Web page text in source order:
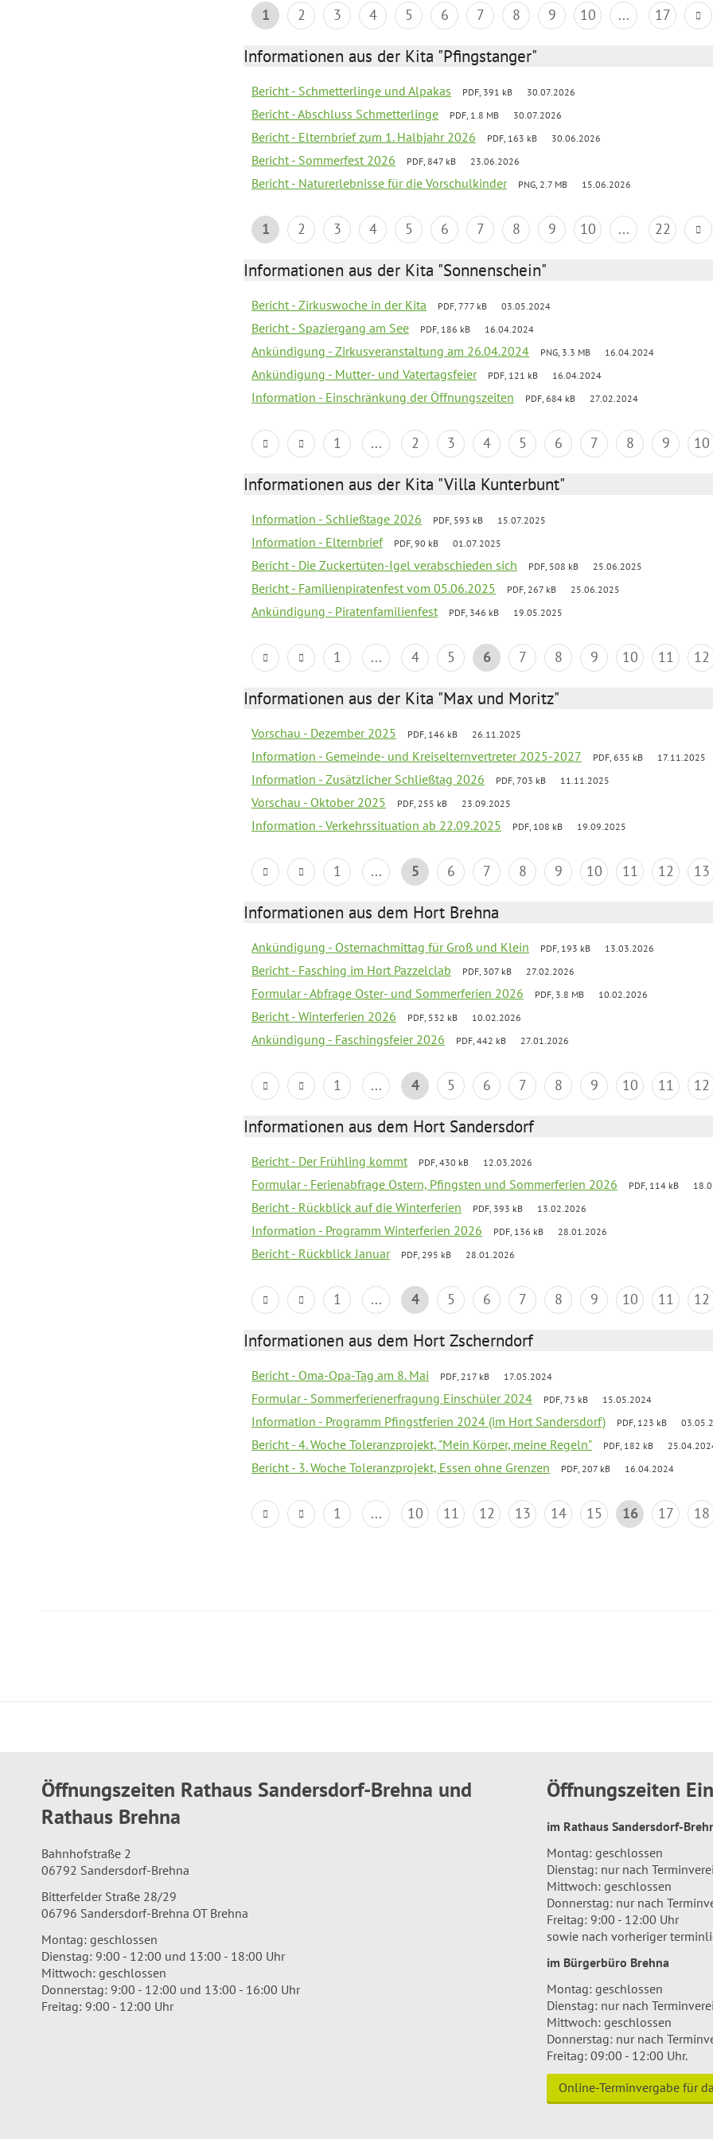
1 2 3 4 5 6 7 8 9 10 ... 17
Informationen aus der Kita "Pfingstanger"
Bericht - Schmetterlinge und Alpakas PDF, 391 kB 30.07.2026
Bericht - Abschluss Schmetterlinge PDF, 1.8 MB 30.07.2026
Bericht - Elternbrief zum 1. Halbjahr 2026 PDF, 163 kB 30.06.2026
Bericht - Sommerfest 2026 PDF, 847 kB 23.06.2026
Bericht - Naturerlebnisse für die Vorschulkinder PNG, 2.7 MB 15.06.2026
1 2 3 4 5 6 7 8 9 10 ... 22
Informationen aus der Kita "Sonnenschein"
Bericht - Zirkuswoche in der Kita PDF, 777 kB 03.05.2024
Bericht - Spaziergang am See PDF, 186 kB 16.04.2024
Ankündigung - Zirkusveranstaltung am 26.04.2024 PNG, 3.3 MB 16.04.2024
Ankündigung - Mutter- und Vatertagsfeier PDF, 121 kB 16.04.2024
Information - Einschränkung der Öffnungszeiten PDF, 684 kB 27.02.2024
1 ... 2 3 4 5 6 7 8 9 10
Informationen aus der Kita "Villa Kunterbunt"
Information - Schließtage 2026 PDF, 593 kB 15.07.2025
Information - Elternbrief PDF, 90 kB 01.07.2025
Bericht - Die Zuckertüten-Igel verabschieden sich PDF, 508 kB 25.06.2025
Bericht - Familienpiratenfest vom 05.06.2025 PDF, 267 kB 25.06.2025
Ankündigung - Piratenfamilienfest PDF, 346 kB 19.05.2025
1 ... 4 5 6 7 8 9 10 11 12
Informationen aus der Kita "Max und Moritz"
Vorschau - Dezember 2025 PDF, 146 kB 26.11.2025
Information - Gemeinde- und Kreiselternvertreter 2025-2027 PDF, 635 kB 17.11.2025
Information - Zusätzlicher Schließtag 2026 PDF, 703 kB 11.11.2025
Vorschau - Oktober 2025 PDF, 255 kB 23.09.2025
Information - Verkehrssituation ab 22.09.2025 PDF, 108 kB 19.09.2025
1 ... 5 6 7 8 9 10 11 12 13
Informationen aus dem Hort Brehna
Ankündigung - Osternachmittag für Groß und Klein PDF, 193 kB 13.03.2026
Bericht - Fasching im Hort Pazzelclab PDF, 307 kB 27.02.2026
Formular - Abfrage Oster- und Sommerferien 2026 PDF, 3.8 MB 10.02.2026
Bericht - Winterferien 2026 PDF, 532 kB 10.02.2026
Ankündigung - Faschingsfeier 2026 PDF, 442 kB 27.01.2026
1 ... 4 5 6 7 8 9 10 11 12
Informationen aus dem Hort Sandersdorf
Bericht - Der Frühling kommt PDF, 430 kB 12.03.2026
Formular - Ferienabfrage Ostern, Pfingsten und Sommerferien 2026 PDF, 114 kB
Bericht - Rückblick auf die Winterferien PDF, 393 kB 13.02.2026
Information - Programm Winterferien 2026 PDF, 136 kB 28.01.2026
Bericht - Rückblick Januar PDF, 295 kB 28.01.2026
1 ... 4 5 6 7 8 9 10 11 12
Informationen aus dem Hort Zscherndorf
Bericht - Oma-Opa-Tag am 8. Mai PDF, 217 kB 17.05.2024
Formular - Sommerferienerfragung Einschüler 2024 PDF, 73 kB 15.05.2024
Information - Programm Pfingstferien 2024 (im Hort Sandersdorf) PDF, 123 kB
Bericht - 4. Woche Toleranzprojekt, "Mein Körper, meine Regeln" PDF, 182 kB
Bericht - 3. Woche Toleranzprojekt, Essen ohne Grenzen PDF, 207 kB 16.04.2024
1 ... 10 11 12 13 14 15 16 17 18
Öffnungszeiten Rathaus Sandersdorf-Brehna und
Rathaus Brehna
Bahnhofstraße 2
06792 Sandersdorf-Brehna
Bitterfelder Straße 28/29
06796 Sandersdorf-Brehna OT Brehna
Montag: geschlossen
Dienstag: 9:00 - 12:00 und 13:00 - 18:00 Uhr
Mittwoch: geschlossen
Donnerstag: 9:00 - 12:00 und 13:00 - 16:00 Uhr
Freitag: 9:00 - 12:00 Uhr
Öffnungszeiten
im Rathaus Sandersdorf-
Montag: geschlossen
Dienstag: nur nach
Mittwoch: geschlossen
Donnerstag: nur nach
Freitag: 9:00 - 12:00 Uhr
sowie nach vorheriger
im Bürgerbüro Brehna
Montag: geschlossen
Dienstag: nur nach
Mittwoch: geschlossen
Donnerstag: nur nach
Freitag: 09:00 - 12:00 Uhr.
Online-Terminvergabe für